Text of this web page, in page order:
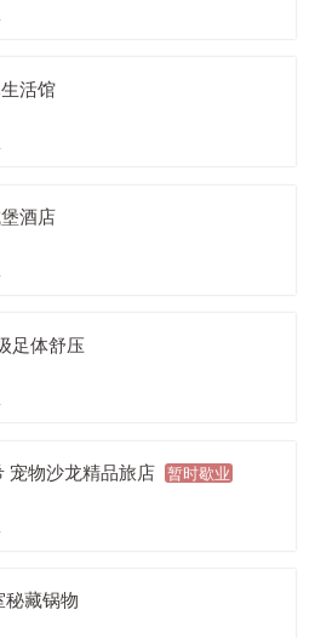
活馆
酒店
足体舒压
宠物沙龙精品旅店 暂时歇业
藏锅物